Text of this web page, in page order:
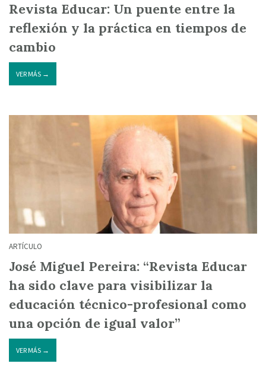
Revista Educar: Un puente entre la
reflexión y la práctica en tiempos de
cambio
VER MÁS →
ARTÍCULO
José Miguel Pereira: “Revista Educar
ha sido clave para visibilizar la
educación técnico-profesional como
una opción de igual valor”
VER MÁS →